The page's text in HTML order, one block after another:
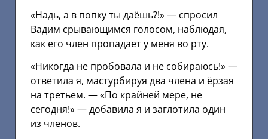
«Надь, а в попку ты даёшь?!» — спросил
Вадим срывающимся голосом, наблюдая,
как его член пропадает у меня во рту.
«Никогда не пробовала и не собираюсь!» —
ответила я, мастурбируя два члена и ёрзая
на третьем. — «По крайней мере, не
сегодня!» — добавила я и заглотила один
из членов.